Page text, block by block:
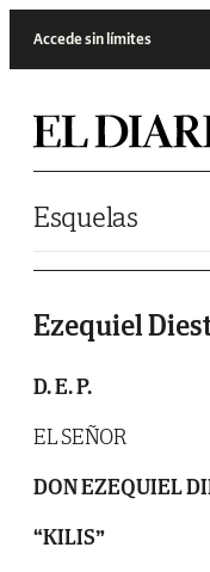
Accede sin límites
Esquelas
Ezequiel
D. E. P.
EL SEÑOR
DON EZEQUIEL
“KILIS”